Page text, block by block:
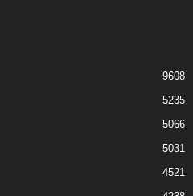
9608
5235
5066
5031
4521